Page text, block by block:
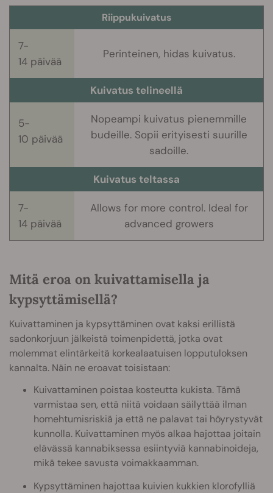
Riippukuivatus
7-
14 päivää
Perinteinen, hidas kuivatus.
Kuivatus telineellä
5-
10 päivää
Nopeampi kuivatus pienemmille
budeille. Sopii erityisesti suurille
sadoille.
Kuivatus teltassa
7-
14 päivää
Allows for more control. Ideal for
advanced growers
Mitä eroa on kuivattamisella ja
kypsyttämisellä?
Kuivattaminen ja kypsyttäminen ovat kaksi erillistä
sadonkorjuun jälkeistä toimenpidettä, jotka ovat
molemmat elintärkeitä korkealaatuisen lopputuloksen
kannalta. Näin ne eroavat toisistaan:
Kuivattaminen poistaa kosteutta kukista. Tämä
varmistaa sen, että niitä voidaan säilyttää ilman
homehtumisriskiä ja että ne palavat tai höyrystyvät
kunnolla. Kuivattaminen myös alkaa hajottaa joitain
elävässä kannabiksessa esiintyviä kannabinoideja,
mikä tekee savusta voimakkaamman.
Kypsyttäminen hajottaa kuivien kukkien klorofylliä